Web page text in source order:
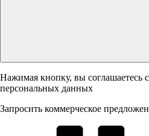
Нажимая кнопку, вы соглашаетесь
персональных данных
Запросить коммерческое